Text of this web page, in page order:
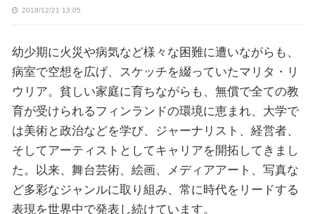
2018/12/21 13:05
幼少期に火災や病気など様々な困難に遭いながらも、
病室で空想を広げ、スケッチを綴っていたマリタ・リ
ウリア。貧しい家庭に育ちながらも、無償で全ての教
育が受けられるフィンランドの環境に恵まれ、大学で
は美術と政治などを学び、ジャーナリスト、経営者、
そしてアーティストとしてキャリアを開拓してきまし
た。以来、舞台芸術、絵画、メディアアート、写真な
ど多彩なジャンルに取り組み、常に時代をリードする
表現を世界中で発表し続けています。